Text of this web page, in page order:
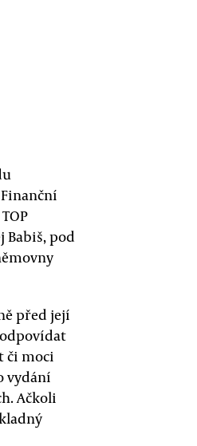
Babiš, pod
před její
či moci
vydání
Ačkoli